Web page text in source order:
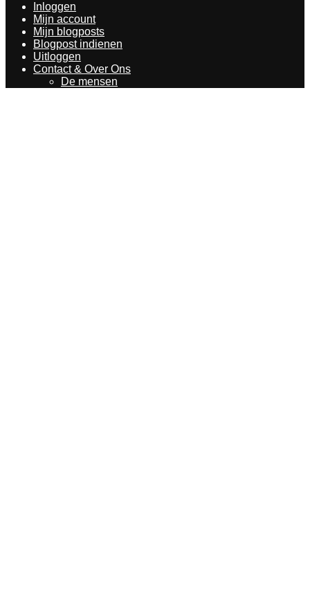
Inloggen
Mijn account
Mijn blogposts
Blogpost indienen
Uitloggen
Contact & Over Ons
De mensen